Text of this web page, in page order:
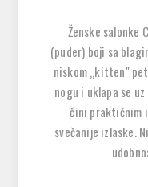
Ženske salonke
(puder) boji sa
niskom „kitten"
nogu i uklapa se
čini praktičnim
svečanije izlaske.